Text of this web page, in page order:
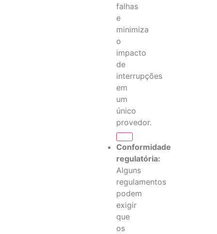
falhas
e
minimiza
o
impacto
de
interrupções
em
um
único
provedor.
Conformidade
regulatória:
Alguns
regulamentos
podem
exigir
que
os